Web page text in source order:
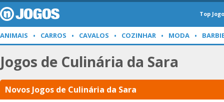
Top
ANIMAIS CARROS CAVALOS COZINHAR MODA
Jogos de Culinária da Sara
Novos Jogos de Culinária da Sara